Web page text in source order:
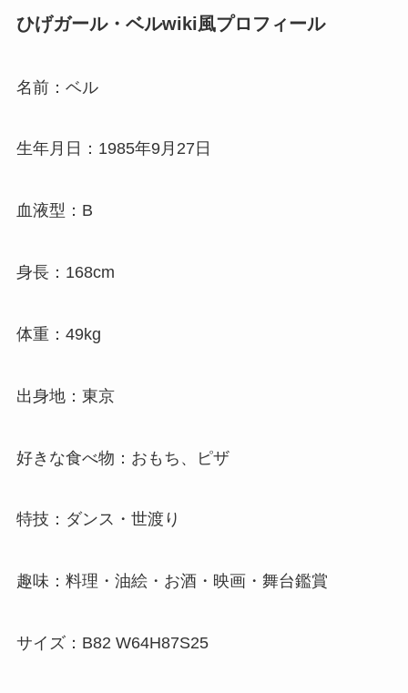
ひげガール・ベルwiki風プロフィール
名前：ベル
生年月日：1985年9月27日
血液型：B
身長：168cm
体重：49kg
出身地：東京
好きな食べ物：おもち、ピザ
特技：ダンス・世渡り
趣味：料理・油絵・お酒・映画・舞台鑑賞
サイズ：B82 W64H87S25